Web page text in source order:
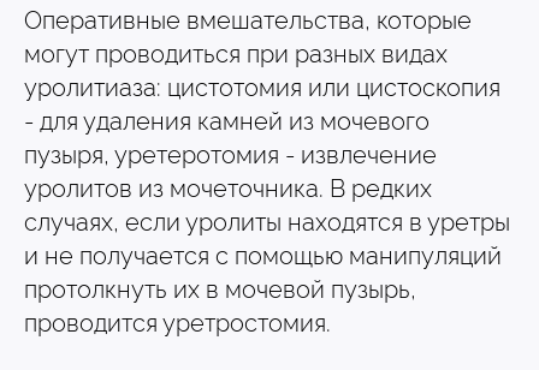
Оперативные вмешательства, которые
могут проводиться при разных видах
уролитиаза: цистотомия или цистоскопия
- для удаления камней из мочевого
пузыря, уретеротомия - извлечение
уролитов из мочеточника. В редких
случаях, если уролиты находятся в уретры
и не получается с помощью манипуляций
протолкнуть их в мочевой пузырь,
проводится уретростомия.